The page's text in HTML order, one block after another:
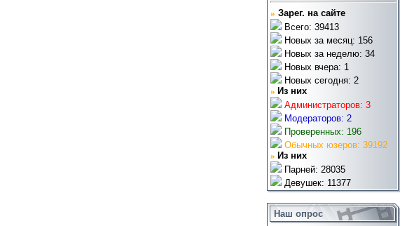
» Зарег. на сайте
Всего: 39413
Новых за месяц: 156
Новых за неделю: 34
Новых вчера: 1
Новых сегодня: 2
» Из них
Администраторов: 3
Модераторов: 2
Проверенных: 196
Обычных юзеров: 39192
» Из них
Парней: 28035
Девушек: 11377
Наш опрос